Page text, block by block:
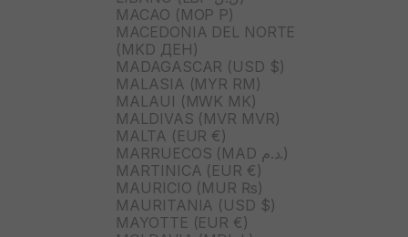
MACAO (MOP P)
MACEDONIA DEL NORTE
(MKD ДЕН)
MADAGASCAR (USD $)
MALASIA (MYR RM)
MALAUI (MWK MK)
MALDIVAS (MVR MVR)
MALTA (EUR €)
MARRUECOS (MAD د.م.)
MARTINICA (EUR €)
MAURICIO (MUR ₨)
MAURITANIA (USD $)
MAYOTTE (EUR €)